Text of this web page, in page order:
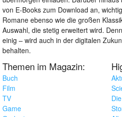
von E-Books zum Download an,
Romane ebenso wie die großen
Auswahl, die stetig erweitert wird.
einig – wird auch in der digitalen
behalten.
Themen im Magazin:
Buch
Film
TV
Game